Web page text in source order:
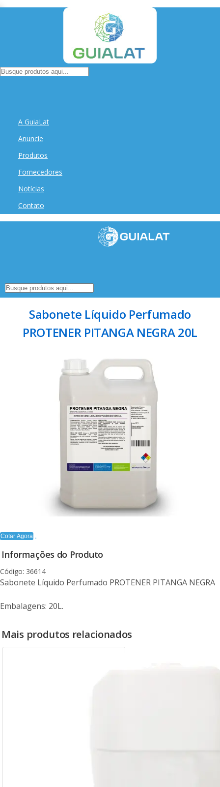
A GuiaLat
Anuncie
Produtos
Fornecedores
Notícias
Contato
Sabonete Líquido Perfumado
PROTENER PITANGA NEGRA 20L
Cotar Agora
Informações do Produto
Código: 36614
Sabonete Líquido Perfumado PROTENER PITANGA NEGRA
Embalagens: 20L.
Mais produtos relacionados